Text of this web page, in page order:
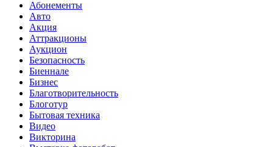
Абонементы
Авто
Акция
Аттракционы
Аукцион
Безопасность
Биеннале
Бизнес
Благотворительность
Блоготур
Бытовая техника
Видео
Викторина